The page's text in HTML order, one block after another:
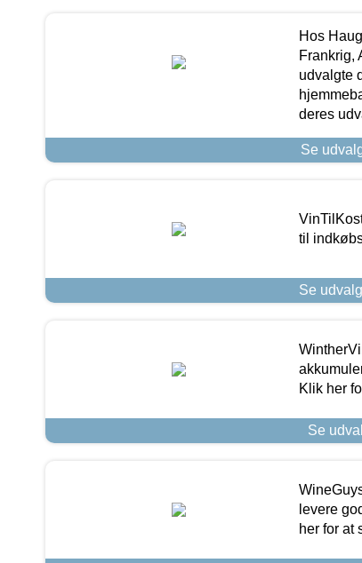
Hos
Frankrig,
udvalgte
deres
Se
til
Se
Klik her
Se
levere
her for at